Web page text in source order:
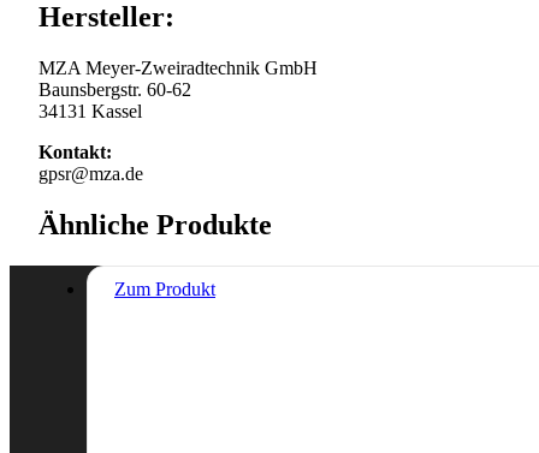
Hersteller:
MZA Meyer-Zweiradtechnik GmbH
Baunsbergstr. 60-62
34131 Kassel
Kontakt:
gpsr@mza.de
Ähnliche Produkte
Zum Produkt